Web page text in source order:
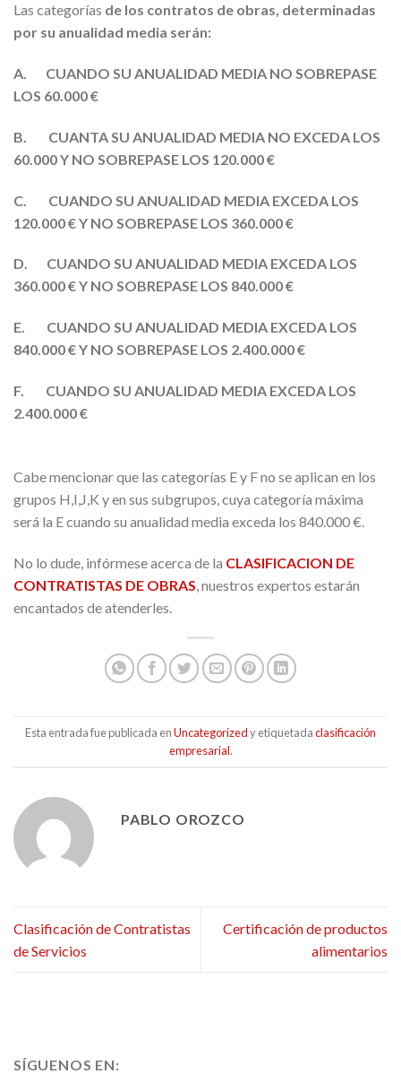
Las categorías de los contratos de obras, determinadas
por su anualidad media serán:
A. CUANDO SU ANUALIDAD MEDIA NO SOBREPASE
LOS 60.000 €
B. CUANTA SU ANUALIDAD MEDIA NO EXCEDA LOS
60.000 Y NO SOBREPASE LOS 120.000 €
C. CUANDO SU ANUALIDAD MEDIA EXCEDA LOS
120.000 € Y NO SOBREPASE LOS 360.000 €
D. CUANDO SU ANUALIDAD MEDIA EXCEDA LOS
360.000 € Y NO SOBREPASE LOS 840.000 €
E. CUANDO SU ANUALIDAD MEDIA EXCEDA LOS
840.000 € Y NO SOBREPASE LOS 2.400.000 €
F. CUANDO SU ANUALIDAD MEDIA EXCEDA LOS
2.400.000 €
Cabe mencionar que las categorías E y F no se aplican en los
grupos H,I,J,K y en sus subgrupos, cuya categoría máxima
será la E cuando su anualidad media exceda los 840.000 €.
No lo dude, infórmese acerca de la CLASIFICACION DE
CONTRATISTAS DE OBRAS , nuestros expertos estarán
encantados de atenderles.
Esta entrada fue publicada enUncategorizedy etiquetadaclasificación
empresarial.
PABLO OROZCO
Clasificación de Contratistas
de Servicios
Certificación de productos
alimentarios
SÍGUENOS EN: